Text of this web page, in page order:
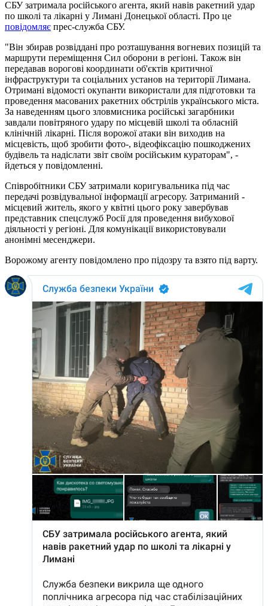
СБУ затримала російського агента, який навів ракетний удар
по школі та лікарні у Лимані Донецької області. Про це
повідомляє прес-служба СБУ.
"Він збирав розвіддані про розташування вогневих позицій та
маршрути переміщення Сил оборони в регіоні. Також він
передавав ворогові координати об'єктів критичної
інфраструктури та соціальних установ на території Лимана.
Отримані відомості окупанти використали для підготовки та
проведення масованих ракетних обстрілів українського міста.
За наведенням цього зловмисника російські загарбники
завдали повітряного удару по місцевій школі та обласній
клінічній лікарні. Після ворожої атаки він виходив на
місцевість, щоб зробити фото-, відеофіксацію пошкоджених
будівель та надіслати звіт своїм російським кураторам", -
йдеться у повідомленні.
Співробітники СБУ затримали коригувальника під час
передачі розвідувальної інформації агресору. Затриманий -
місцевий житель, якого у квітні цього року завербував
представник спецслужб Росії для проведення вибухової
діяльності у регіоні. Для комунікації використовували
анонімні месенджери.
Ворожому агенту повідомлено про підозру та взято під варту.